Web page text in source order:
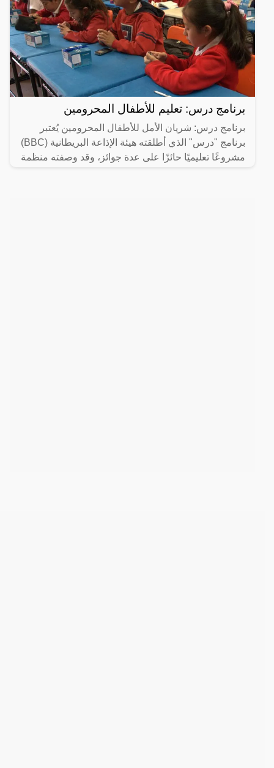
برنامج درس: تعليم للأطفال المحرومين
برنامج درس: شريان الأمل للأطفال المحرومين يُعتبر
برنامج "درس" الذي أطلقته هيئة الإذاعة البريطانية (BBC)
مشروعًا تعليميًا حائزًا على عدة جوائز، وقد وصفته منظمة